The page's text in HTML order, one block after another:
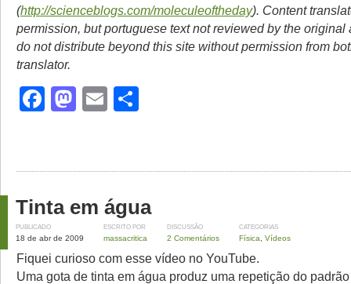
(http://scienceblogs.com/moleculeoftheday). Content
permission, but portuguese text not reviewed by the original
do not distribute beyond this site without permission from
translator.
Facebook
Mastodon
Email
Tinta em água
PUBLICADO
18 de abr de 2009
ESCRITO POR
massacritica
DISCUSSÃO
2 Comentários
CATEGORIAS
Física Vídeos
Fiquei curioso com esse vídeo no YouTube.
Uma gota de tinta em água produz uma repetição do